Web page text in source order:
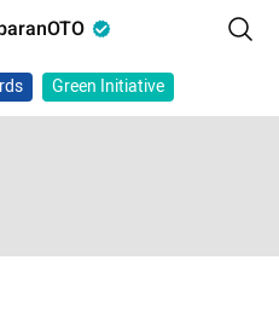
Green Initiative